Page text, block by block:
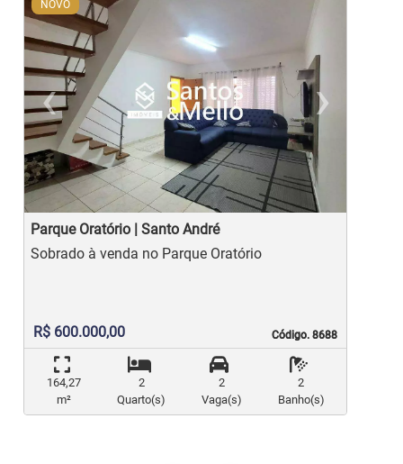
NOVO
‹
Previous
›
Parque Oratório | Santo André
Código. 8688
Código. 8688
Sobrado à venda no Parque Oratório
R$ 600.000,00
164,27
m²
2
Quarto(s)
2
Vaga(s)
2
Banho(s)